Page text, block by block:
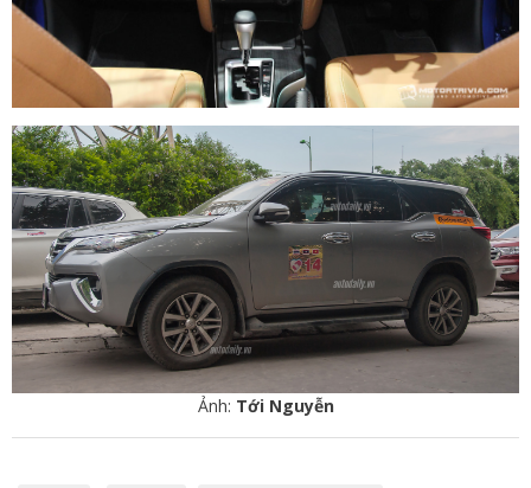
Ảnh: Tới Nguyễn